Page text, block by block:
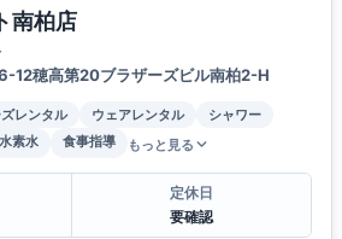
南柏店
12穂高第20ブラザーズビル南柏2-H
レンタル ウェアレンタル
シャワー
水素水 食事指導 もっと見る
定休日
要確認